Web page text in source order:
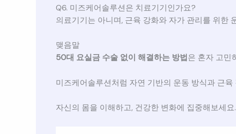
Q6. 미즈케어솔루션은 치료기기인가요?
의료기기는 아니며, 근육 강화와 자가 관리를 위한
맺음말
50대 요실금 수술 없이 해결하는 방법은 혼자 고민
미즈케어솔루션처럼 자연 기반의 운동 방식과 근
자신의 몸을 이해하고, 건강한 변화에 집중해보세